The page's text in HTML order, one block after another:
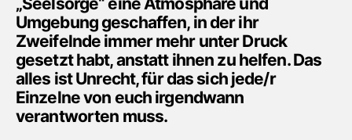
Umgebung geschaffen, in der ihr
Zweifelnde immer mehr unter Druck
gesetzt habt, anstatt ihnen zu helfen. Das
alles ist Unrecht, für das sich jede/r
Einzelne von euch irgendwann
verantworten muss.